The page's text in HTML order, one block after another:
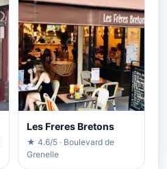
Les Freres Bretons
★ 4.6/5 · Boulevard de
Grenelle